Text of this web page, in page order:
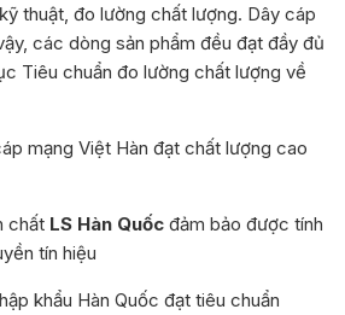
thuật, đo lường chất lượng. Dây cáp
các dòng sản phẩm đều đạt đầy đủ
Tiêu chuẩn đo lường chất lượng về
mạng Việt Hàn đạt chất lượng cao
chất LS Hàn Quốc đảm bảo được tính
tín hiệu
khẩu Hàn Quốc đạt tiêu chuẩn